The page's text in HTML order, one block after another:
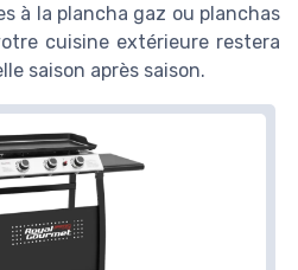
à la plancha gaz ou planchas
cuisine extérieure restera
saison après saison.